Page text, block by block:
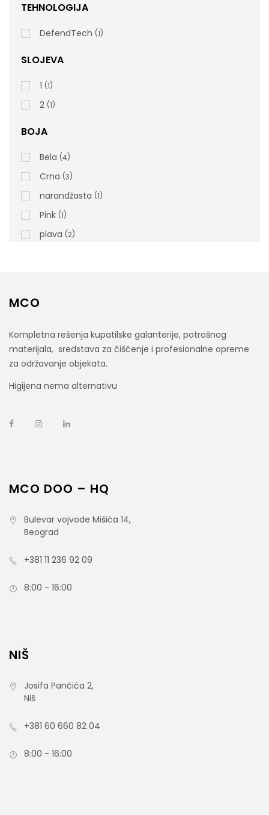
06067 Tehnički list
cena bez PDV-a
904650 Tehnički list
TEHNOLOGIJA
DefendTech 1
SLOJEVA
1 1
2 1
BOJA
Bela 4
Crna 3
narandžasta 1
Pink 1
plava 2
MCO
Kompletna rešenja kupatilske galanterije, potrošnog
materijala, sredstava za čišćenje i profesionalne opreme
za održavanje objekata.
Higijena nema alternativu
MCO DOO – HQ
Bulevar vojvode Mišića 14,
Beograd
+381 11 236 92 09
8:00 - 16:00
NIŠ
Josifa Pančića 2,
Niš
+381 60 660 82 04
8:00 - 16:00